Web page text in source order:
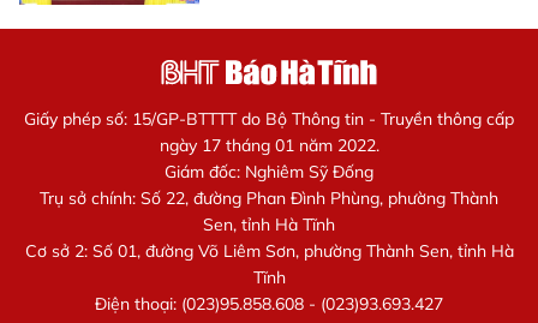
Giấy phép số: 15/GP-BTTTT do Bộ Thông tin - Truyền thông cấp
ngày 17 tháng 01 năm 2022.
Giám đốc: Nghiêm Sỹ Đống
Trụ sở chính: Số 22, đường Phan Đình Phùng, phường Thành
Sen, tỉnh Hà Tĩnh
Cơ sở 2: Số 01, đường Võ Liêm Sơn, phường Thành Sen, tỉnh Hà
Tĩnh
Điện thoại: (023)95.858.608 - (023)93.693.427